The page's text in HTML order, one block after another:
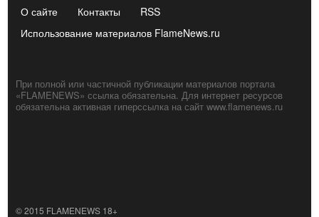
О сайте Контакты
RSS
Использование материалов FlameNews.ru
При полной или частичной публикации материалов портала
«FLAMENEWS» ссылка обязательна. Для интернет ресурсов
обязательна активная гиперссылка на сайт www.flamenews.ru
© 2015 FLAMENEWS 18+